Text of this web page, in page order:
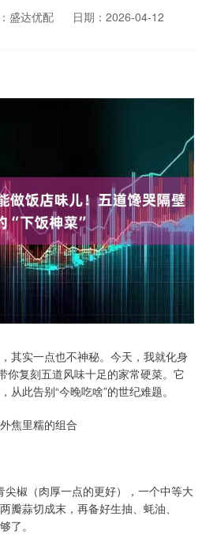
盛达优配
日期：2026-04-12
其实一点也不神秘。今天，我就化身
你复刻五道风味十足的家常硬菜。它
此告别“今晚吃啥”的世纪难题。
焦里糯的组合
椒（肉厚一点的更好），一个中等大
瓣蒜切成末，再备好生抽、蚝油、
了。